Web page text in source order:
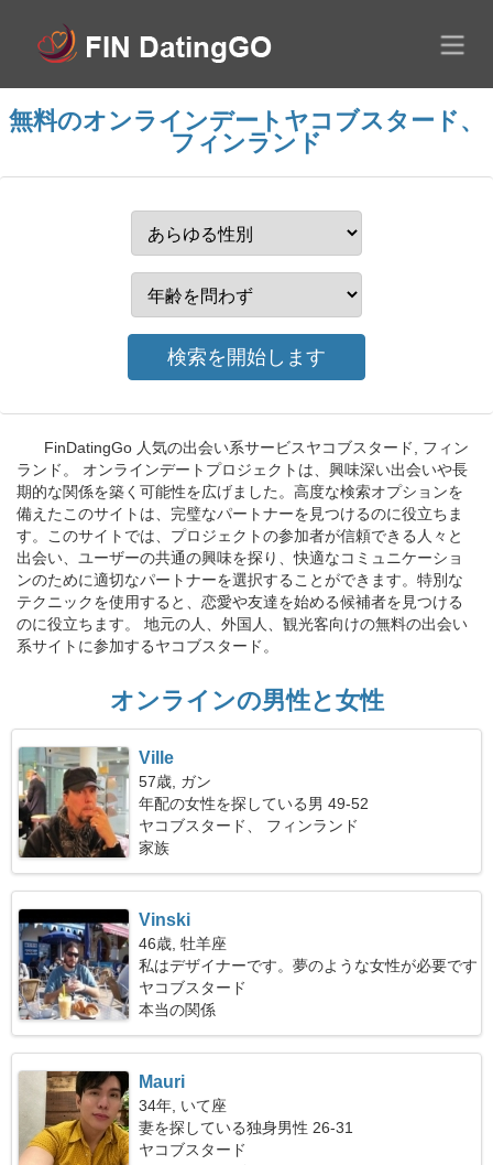
無料のオンラインデートヤコブスタード、
フィンランド
FinDatingGo 人気の出会い系サービスヤコブスタード, フィン
ランド。 オンラインデートプロジェクトは、興味深い出会いや長
期的な関係を築く可能性を広げました。高度な検索オプションを
備えたこのサイトは、完璧なパートナーを見つけるのに役立ちま
す。このサイトでは、プロジェクトの参加者が信頼できる人々と
出会い、ユーザーの共通の興味を探り、快適なコミュニケーショ
ンのために適切なパートナーを選択することができます。特別な
テクニックを使用すると、恋愛や友達を始める候補者を見つける
のに役立ちます。 地元の人、外国人、観光客向けの無料の出会い
系サイトに参加するヤコブスタード。
オンラインの男性と女性
Ville
57歳, ガン
年配の女性を探している男 49-52
ヤコブスタード、 フィンランド
家族
Vinski
46歳, 牡羊座
私はデザイナーです。夢のような女性が必要です
ヤコブスタード
本当の関係
Mauri
34年, いて座
妻を探している独身男性 26-31
ヤコブスタード